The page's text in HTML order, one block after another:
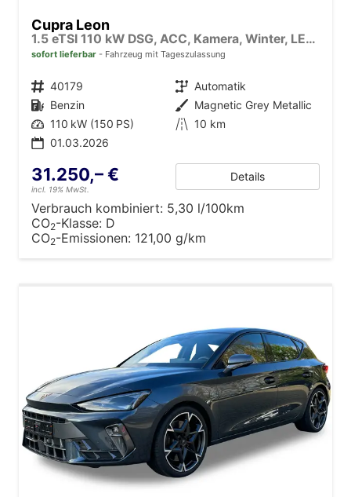
Cupra Leon
1.5 eTSI 110 kW DSG, ACC, Kamera, Winter, LED, 18-Zoll, sofort
sofort lieferbar Fahrzeug mit Tageszulassung
Fahrzeugnr. 40179 Getriebe Automatik
Kraftstoff Benzin Außenfarbe Magnetic Grey Metallic
Leistung 110 kW (150 PS) Kilometerstand 10 km
01.03.2026
31.250,– €
incl. 19% MwSt.
Details
Verbrauch kombiniert: 5,30 l/100km
CO2-Klasse: D
CO2-Emissionen: 121,00 g/km